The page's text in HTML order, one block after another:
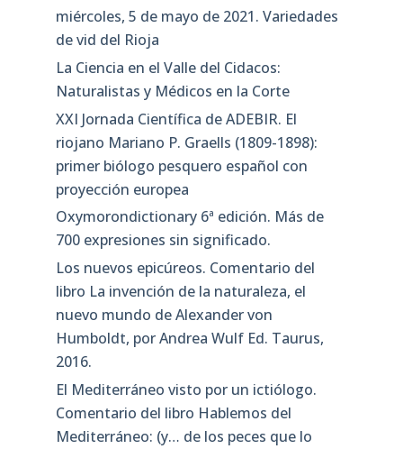
miércoles, 5 de mayo de 2021. Variedades
de vid del Rioja
La Ciencia en el Valle del Cidacos:
Naturalistas y Médicos en la Corte
XXI Jornada Científica de ADEBIR. El
riojano Mariano P. Graells (1809-1898):
primer biólogo pesquero español con
proyección europea
Oxymorondictionary 6ª edición. Más de
700 expresiones sin significado.
Los nuevos epicúreos. Comentario del
libro La invención de la naturaleza, el
nuevo mundo de Alexander von
Humboldt, por Andrea Wulf Ed. Taurus,
2016.
El Mediterráneo visto por un ictiólogo.
Comentario del libro Hablemos del
Mediterráneo: (y… de los peces que lo